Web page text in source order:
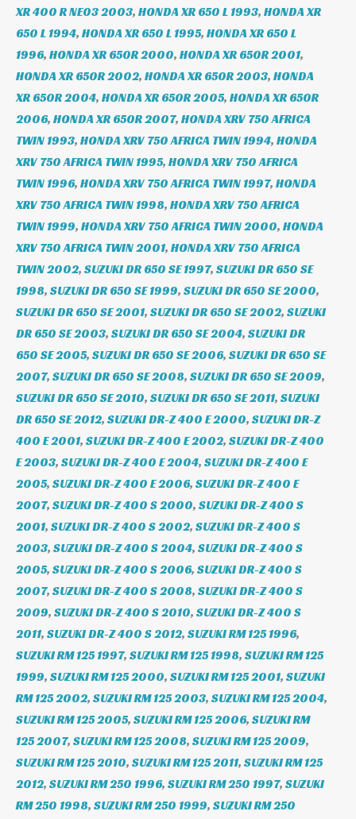
XR 400 R NE03 2003, HONDA XR 650 L 1993, HONDA XR
650 L 1994, HONDA XR 650 L 1995, HONDA XR 650 L
1996, HONDA XR 650R 2000, HONDA XR 650R 2001,
HONDA XR 650R 2002, HONDA XR 650R 2003, HONDA
XR 650R 2004, HONDA XR 650R 2005, HONDA XR 650R
2006, HONDA XR 650R 2007, HONDA XRV 750 AFRICA
TWIN 1993, HONDA XRV 750 AFRICA TWIN 1994, HONDA
XRV 750 AFRICA TWIN 1995, HONDA XRV 750 AFRICA
TWIN 1996, HONDA XRV 750 AFRICA TWIN 1997, HONDA
XRV 750 AFRICA TWIN 1998, HONDA XRV 750 AFRICA
TWIN 1999, HONDA XRV 750 AFRICA TWIN 2000, HONDA
XRV 750 AFRICA TWIN 2001, HONDA XRV 750 AFRICA
TWIN 2002, SUZUKI DR 650 SE 1997, SUZUKI DR 650 SE
1998, SUZUKI DR 650 SE 1999, SUZUKI DR 650 SE 2000,
SUZUKI DR 650 SE 2001, SUZUKI DR 650 SE 2002, SUZUKI
DR 650 SE 2003, SUZUKI DR 650 SE 2004, SUZUKI DR
650 SE 2005, SUZUKI DR 650 SE 2006, SUZUKI DR 650 SE
2007, SUZUKI DR 650 SE 2008, SUZUKI DR 650 SE 2009,
SUZUKI DR 650 SE 2010, SUZUKI DR 650 SE 2011, SUZUKI
DR 650 SE 2012, SUZUKI DR-Z 400 E 2000, SUZUKI DR-Z
400 E 2001, SUZUKI DR-Z 400 E 2002, SUZUKI DR-Z 400
E 2003, SUZUKI DR-Z 400 E 2004, SUZUKI DR-Z 400 E
2005, SUZUKI DR-Z 400 E 2006, SUZUKI DR-Z 400 E
2007, SUZUKI DR-Z 400 S 2000, SUZUKI DR-Z 400 S
2001, SUZUKI DR-Z 400 S 2002, SUZUKI DR-Z 400 S
2003, SUZUKI DR-Z 400 S 2004, SUZUKI DR-Z 400 S
2005, SUZUKI DR-Z 400 S 2006, SUZUKI DR-Z 400 S
2007, SUZUKI DR-Z 400 S 2008, SUZUKI DR-Z 400 S
2009, SUZUKI DR-Z 400 S 2010, SUZUKI DR-Z 400 S
2011, SUZUKI DR-Z 400 S 2012, SUZUKI RM 125 1996,
SUZUKI RM 125 1997, SUZUKI RM 125 1998, SUZUKI RM 125
1999, SUZUKI RM 125 2000, SUZUKI RM 125 2001, SUZUKI
RM 125 2002, SUZUKI RM 125 2003, SUZUKI RM 125 2004,
SUZUKI RM 125 2005, SUZUKI RM 125 2006, SUZUKI RM
125 2007, SUZUKI RM 125 2008, SUZUKI RM 125 2009,
SUZUKI RM 125 2010, SUZUKI RM 125 2011, SUZUKI RM 125
2012, SUZUKI RM 250 1996, SUZUKI RM 250 1997, SUZUKI
RM 250 1998, SUZUKI RM 250 1999, SUZUKI RM 250